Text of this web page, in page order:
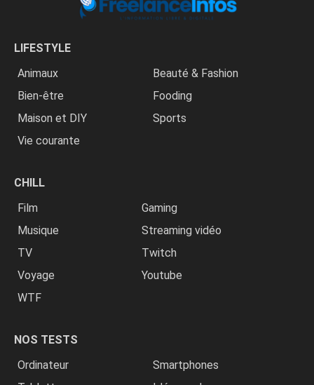
LIFESTYLE
Animaux
Beauté & Fashion
Bien-être
Fooding
Maison et DIY
Sports
Vie courante
CHILL
Film
Gaming
Musique
Streaming vidéo
TV
Twitch
Voyage
Youtube
WTF
NOS TESTS
Ordinateur
Smartphones